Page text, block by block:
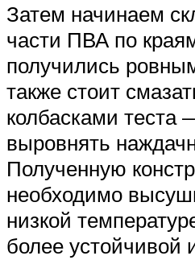
Затем начинаем
части ПВА по
получились
также стоит
колбасками теста
выровнять
Полученную
необходимо
низкой
более устойчивой